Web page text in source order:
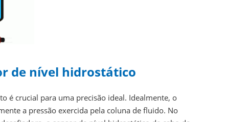
de nível hidrostático
é crucial para uma precisão ideal. Idealmente, o
a pressão exercida pela coluna de fluido. No